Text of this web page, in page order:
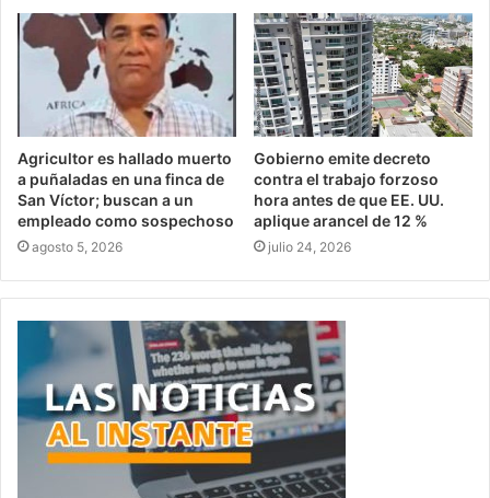
Agricultor es hallado muerto
a puñaladas en una finca de
San Víctor; buscan a un
empleado como sospechoso
agosto 5, 2026
Gobierno emite decreto
contra el trabajo forzoso
hora antes de que EE. UU.
aplique arancel de 12 %
julio 24, 2026